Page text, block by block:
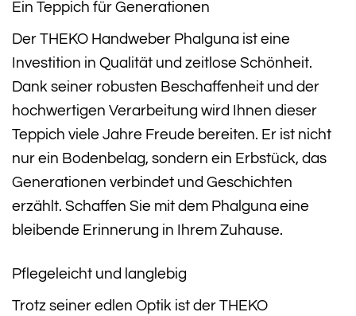
Ein Teppich für Generationen
Der THEKO Handweber Phalguna ist eine
Investition in Qualität und zeitlose Schönheit.
Dank seiner robusten Beschaffenheit und der
hochwertigen Verarbeitung wird Ihnen dieser
Teppich viele Jahre Freude bereiten. Er ist nicht
nur ein Bodenbelag, sondern ein Erbstück, das
Generationen verbindet und Geschichten
erzählt. Schaffen Sie mit dem Phalguna eine
bleibende Erinnerung in Ihrem Zuhause.
Pflegeleicht und langlebig
Trotz seiner edlen Optik ist der THEKO